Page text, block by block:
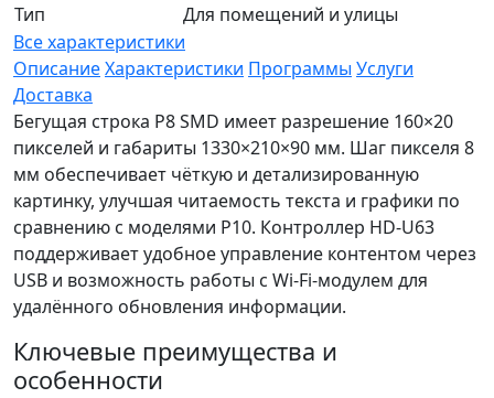
Тип
Для помещений и улицы
Все характеристики
ОписаниеХарактеристики Программы Услуги
Доставка
Бегущая строка P8 SMD имеет разрешение 160×20
пикселей и габариты 1330×210×90 мм. Шаг пикселя 8
мм обеспечивает чёткую и детализированную
картинку, улучшая читаемость текста и графики по
сравнению с моделями P10. Контроллер HD-U63
поддерживает удобное управление контентом через
USB и возможность работы с Wi-Fi-модулем для
удалённого обновления информации.
Ключевые преимущества и
особенности